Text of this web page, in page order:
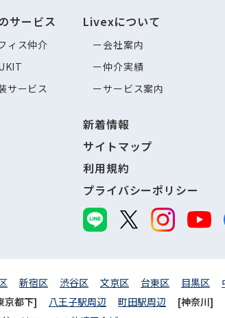
サービス
ィス仲介
サービス
Livexについて
会社案内
仲介実績
サービス案内
新着情報
サイトマップ
利用規約
プライバシーポリシー
新宿区 渋谷区 文京区 台東区 目黒区
京都下] 八王子駅周辺 町田駅周辺 [神奈川]